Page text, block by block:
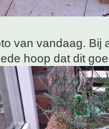
van vandaag. Bij
hoop dat dit